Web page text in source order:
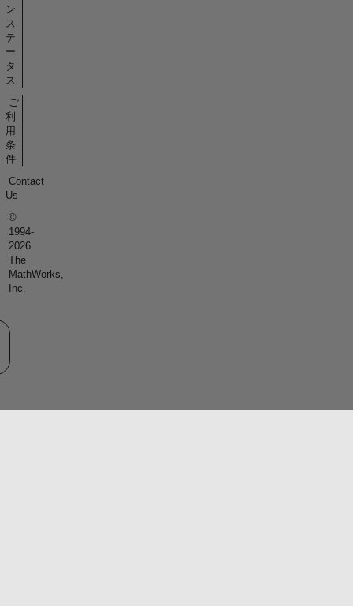
ン
ス
テ
ー
タ
ス
ご
利
用
条
件
Contact
Us
©
1994-
2026
The
MathWorks,
Inc.
サイトの選択